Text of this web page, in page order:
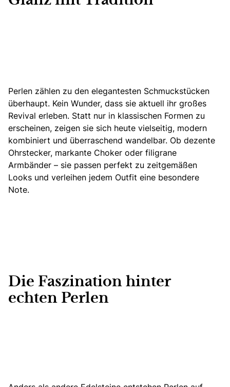
Perlen zählen zu den elegantesten Schmuckstücken
überhaupt. Kein Wunder, dass sie aktuell ihr großes
Revival erleben. Statt nur in klassischen Formen zu
erscheinen, zeigen sie sich heute vielseitig, modern
kombiniert und überraschend wandelbar. Ob dezente
Ohrstecker, markante Choker oder filigrane
Armbänder – sie passen perfekt zu zeitgemäßen
Looks und verleihen jedem Outfit eine besondere
Note.
Die Faszination hinter
echten Perlen